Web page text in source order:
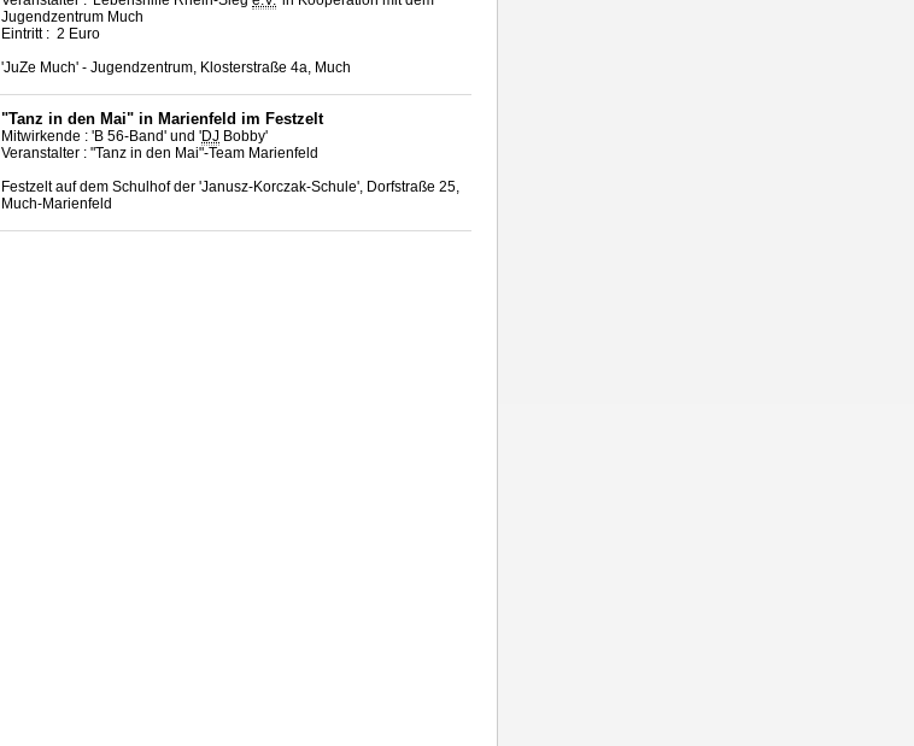
Jugendzentrum Much
Eintritt : 2 Euro
'JuZe Much' - Jugendzentrum, Klosterstraße 4a, Much
"Tanz in den Mai" in Marienfeld im Festzelt
Mitwirkende : 'B 56-Band' und 'DJ Bobby'
Veranstalter : "Tanz in den Mai"-Team Marienfeld
Festzelt auf dem Schulhof der 'Janusz-Korczak-Schule', Dorfstraße 25,
Much-Marienfeld